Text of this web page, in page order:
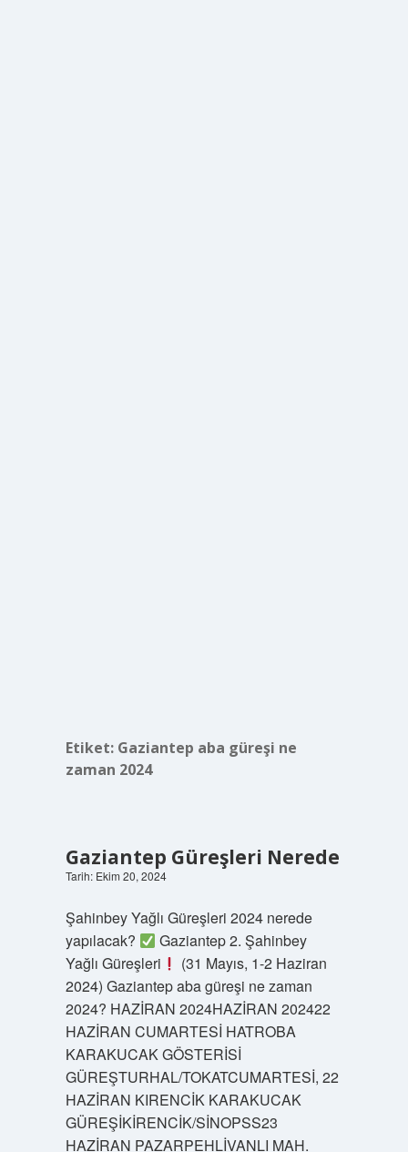
Etiket: Gaziantep aba güreşi ne
zaman 2024
Gaziantep Güreşleri Nerede
Tarih: Ekim 20, 2024
Şahinbey Yağlı Güreşleri 2024 nerede
yapılacak?
Gaziantep 2. Şahinbey
Yağlı Güreşleri
(31 Mayıs, 1-2 Haziran
2024) Gaziantep aba güreşi ne zaman
2024? HAZİRAN 2024HAZİRAN 202422
HAZİRAN CUMARTESİ HATROBA
KARAKUCAK GÖSTERİSİ
GÜREŞTURHAL/TOKATCUMARTESİ, 22
HAZİRAN KIRENCİK KARAKUCAK
GÜREŞİKİRENCİK/SİNOPSS23
HAZİRAN PAZARPEHLİVANLI MAH.